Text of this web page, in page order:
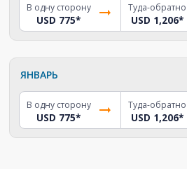
В одну сторону
USD 775*
Туда-обратно
USD 1,206*
ЯНВАРЬ
В одну сторону
USD 775*
Туда-обратно
USD 1,206*